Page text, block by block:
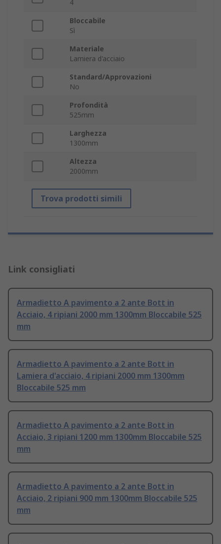
4
Bloccabile
Sì
Materiale
Lamiera d'acciaio
Standard/Approvazioni
No
Profondità
525mm
Larghezza
1300mm
Altezza
2000mm
Trova prodotti simili
Link consigliati
Armadietto A pavimento a 2 ante Bott in
Acciaio, 4 ripiani 2000 mm 1300mm Bloccabile 525
mm
Armadietto A pavimento a 2 ante Bott in
Lamiera d'acciaio, 4 ripiani 2000 mm 1300mm
Bloccabile 525 mm
Armadietto A pavimento a 2 ante Bott in
Acciaio, 3 ripiani 1200 mm 1300mm Bloccabile 525
mm
Armadietto A pavimento a 2 ante Bott in
Acciaio, 2 ripiani 900 mm 1300mm Bloccabile 525
mm